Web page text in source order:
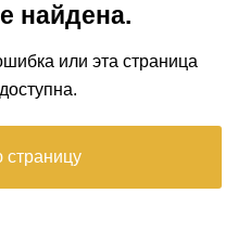
найдена.
или эта страница
страницу